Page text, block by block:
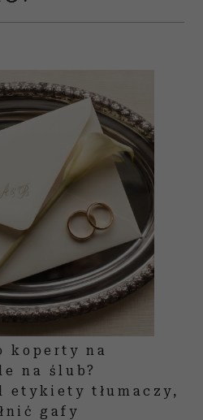
koperty na
na ślub?
etykiety tłumaczy,
gafy